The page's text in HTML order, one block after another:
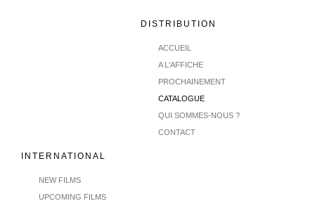
DISTRIBUTION
ACCUEIL
A L'AFFICHE
PROCHAINEMENT
CATALOGUE
QUI SOMMES-NOUS ?
CONTACT
INTERNATIONAL
NEW FILMS
UPCOMING FILMS